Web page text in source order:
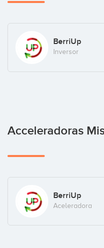
BerriUp
Inversor
Acceleradoras
BerriUp
Aceleradora